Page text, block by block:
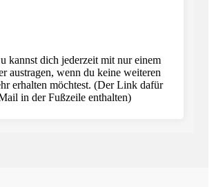
kannst dich jederzeit mit nur einem
austragen, wenn du keine weiteren
erhalten möchtest. (Der Link dafür
in der Fußzeile enthalten)